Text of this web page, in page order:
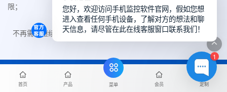
限；
不再需要继续监控对方的手机时，支持一键卸载被控端手机插件；
会员服务
首页 产品 菜单 会员 定制
1
您好，欢迎访问手机监控软件官网，假如您想
进入查看任何手机设备，了解对方的想法和聊
天信息，请尽管在此在线客服窗口联系我们！